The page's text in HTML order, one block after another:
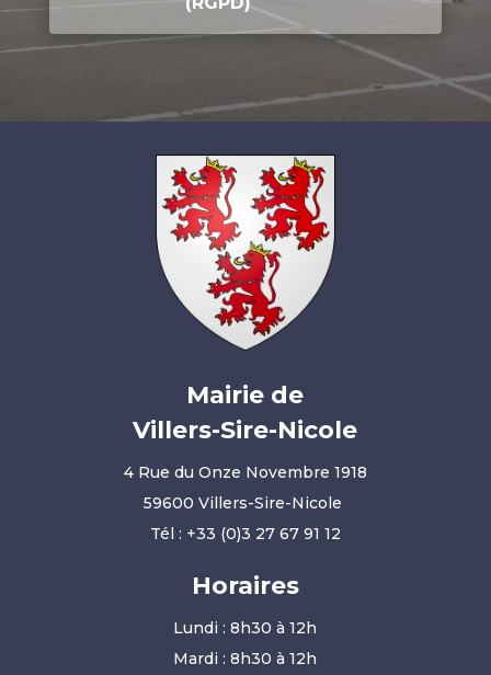
Mairie de
Villers-Sire-Nicole
4 Rue du Onze Novembre 1918
59600 Villers-Sire-Nicole
Tél : +33 (0)3 27 67 91 12
Horaires
Lundi : 8h30 à 12h
Mardi : 8h30 à 12h